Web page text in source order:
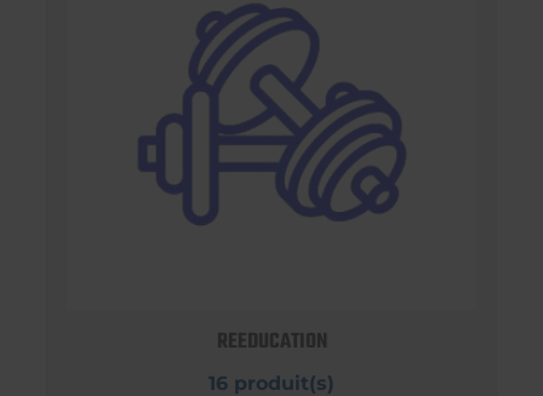
REEDUCATION
16 produit(s)